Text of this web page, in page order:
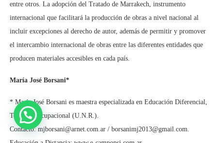
entre otros. La adopción del Tratado de Marrakech, instrumento
internacional que facilitará la producción de obras a nivel nacional al
incluir excepciones al derecho de autor, además de permitir y promover
el intercambio internacional de obras entre las diferentes entidades que
producen materiales accesibles en cada país.
María José Borsani*
* María José Borsani es maestra especializada en Educación Diferencial,
Terapista Ocupacional (U.N.R.).
Contacto: mjborsani@arnet.com.ar / borsanimj2013@gmail.com.